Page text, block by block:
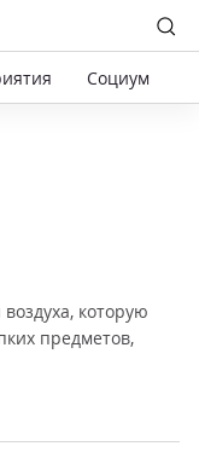
Социум
которую
предметов,